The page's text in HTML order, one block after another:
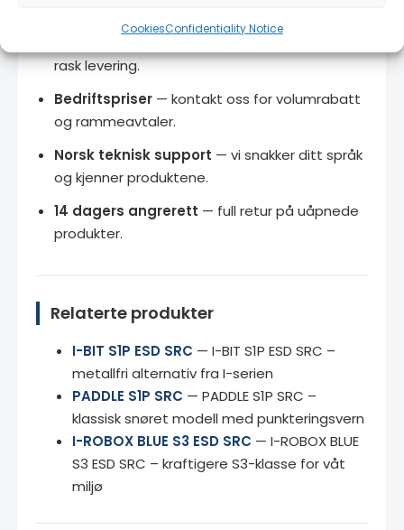
CookiesConfidentiality Notice
rask levering.
Bedriftspriser — kontakt oss for volumrabatt
og rammeavtaler.
Norsk teknisk support — vi snakker ditt språk
og kjenner produktene.
14 dagers angrerett — full retur på uåpnede
produkter.
Relaterte produkter
I-BIT S1P ESD SRC — I-BIT S1P ESD SRC –
metallfri alternativ fra I-serien
PADDLE S1P SRC — PADDLE S1P SRC –
klassisk snøret modell med punkteringsvern
I-ROBOX BLUE S3 ESD SRC — I-ROBOX BLUE
S3 ESD SRC – kraftigere S3-klasse for våt
miljø